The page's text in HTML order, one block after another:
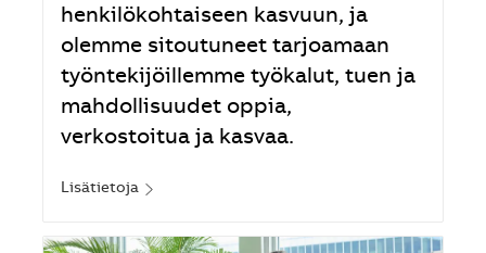
henkilökohtaiseen kasvuun, ja
olemme sitoutuneet tarjoamaan
työntekijöillemme työkalut, tuen ja
mahdollisuudet oppia,
verkostoitua ja kasvaa.
Lisätietoja